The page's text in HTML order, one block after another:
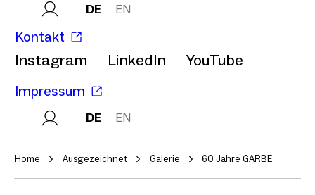
DE EN
Kontakt
Instagram LinkedIn YouTube
Impressum
DE EN
Home Ausgezeichnet Galerie 60 Jahre GARBE